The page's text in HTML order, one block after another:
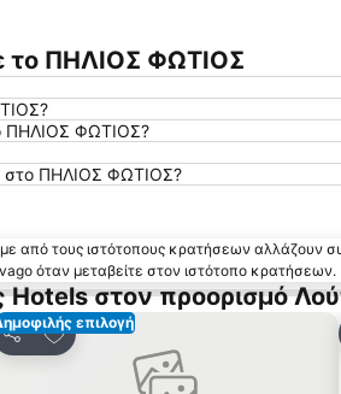
το ΠΗΛΙΟΣ ΦΩΤΙΟΣ
ΠΗΛΙΟΣ ΦΩΤΙΟΣ?
στο ΠΗΛΙΟΣ ΦΩΤΙΟΣ?
από τους ιστότοπους κρατήσεων αλλάζουν
όταν μεταβείτε στον ιστότοπο κρατήσεων.
στον προορισμό
επιλογή
Κοινοποίηση
Προσθήκη στα αγαπημένα